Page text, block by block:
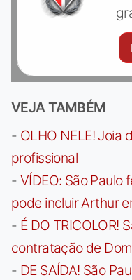
VEJA TAMBÉM
- OLHO NELE! Joia
profissional
- VÍDEO: São
pode incluir Arthur
- É DO TRICOLOR!
contratação de
- DE SAÍDA! São